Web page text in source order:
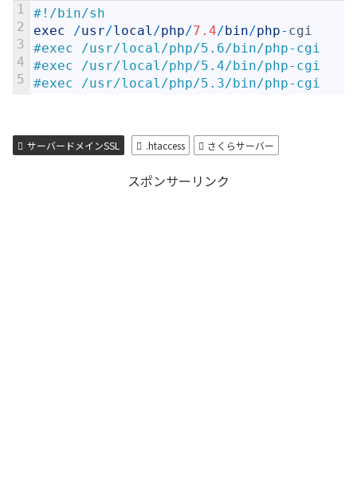
1
2
3
4
5
#!/bin/sh
exec
/usr/local/php/7.4/bin/php- cgi
#exec /usr/local/php/5.6/bin/php-cgi
#exec /usr/local/php/5.4/bin/php-cgi
#exec /usr/local/php/5.3/bin/php-cgi
サーバードメインSSL .htaccess さくらサーバー
スポンサーリンク